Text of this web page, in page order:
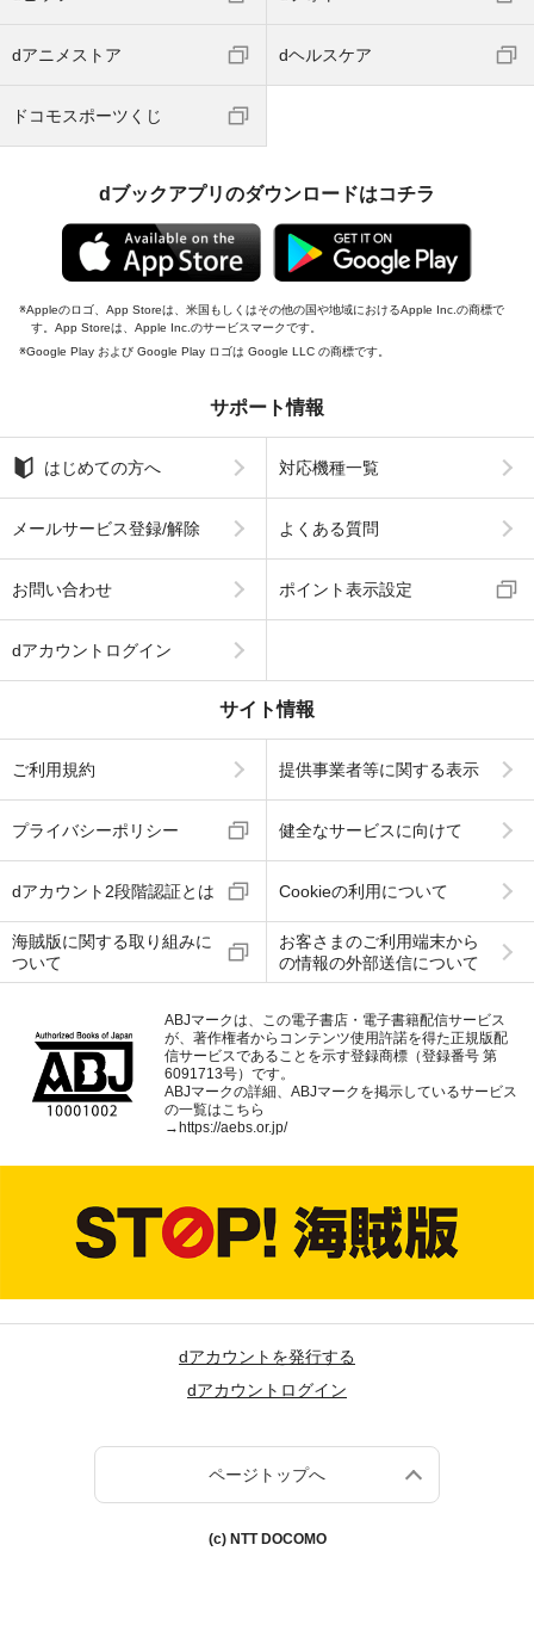
dアニメストア dヘルスケア
ドコモスポーツくじ
dブックアプリのダウンロードはコチラ
Appleのロゴ、App Storeは、米国もしくはその他の国や地域におけるApple Inc.の商標で
す。App Storeは、Apple Inc.のサービスマークです。
Google Play および Google Play ロゴは Google LLC の商標です。
サポート情報
はじめての方へ 対応機種一覧
メールサービス登録/解除 よくある質問
お問い合わせ ポイント表示設定
dアカウントログイン
サイト情報
ご利用規約 提供事業者等に関する表示
プライバシーポリシー 健全なサービスに向けて
dアカウント2段階認証とは Cookieの利用について
海賊版に関する取り組みに
ついて
お客さまのご利用端末から
の情報の外部送信について
ABJマークは、この電子書店・電子書籍配信サービス
が、著作権者からコンテンツ使用許諾を得た正規版配
信サービスであることを示す登録商標（登録番号 第
6091713号）です。
ABJマークの詳細、ABJマークを掲示しているサービス
の一覧はこちら
→ https://aebs.or.jp/
dアカウントを発行する
dアカウントログイン
ページトップへ
(c) NTT DOCOMO